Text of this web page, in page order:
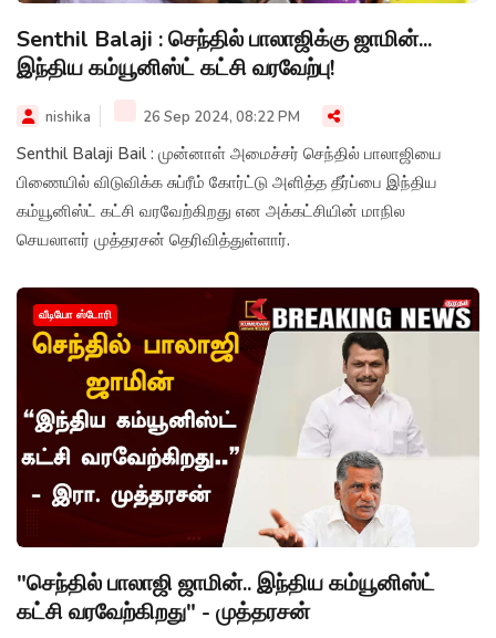
Senthil Balaji : செந்தில் பாலாஜிக்கு ஜாமின்...
இந்திய கம்யூனிஸ்ட் கட்சி வரவேற்பு!
nishika 26 Sep 2024, 08:22 PM
Senthil Balaji Bail : முன்னாள் அமைச்சர் செந்தில் பாலாஜியை
பிணையில் விடுவிக்க சுப்ரீம் கோர்ட்டு அளித்த தீர்ப்பை இந்திய
கம்யூனிஸ்ட் கட்சி வரவேற்கிறது என அக்கட்சியின் மாநில
செயலாளர் முத்தரசன் தெரிவித்துள்ளார்.
வீடியோ ஸ்டோரி
"செந்தில் பாலாஜி ஜாமின்.. இந்திய கம்யூனிஸ்ட்
கட்சி வரவேற்கிறது" - முத்தரசன்